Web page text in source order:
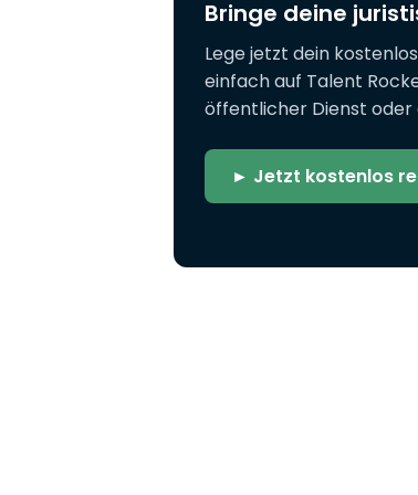
Bringe deine
Lege jetzt dein
einfach auf Talent
öffentlicher Dienst
► Jetzt kostenlos